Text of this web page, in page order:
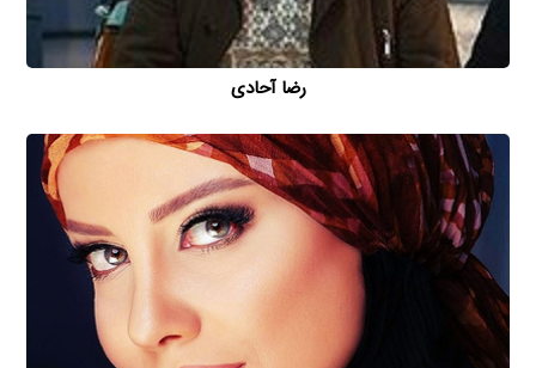
رضا آحادی